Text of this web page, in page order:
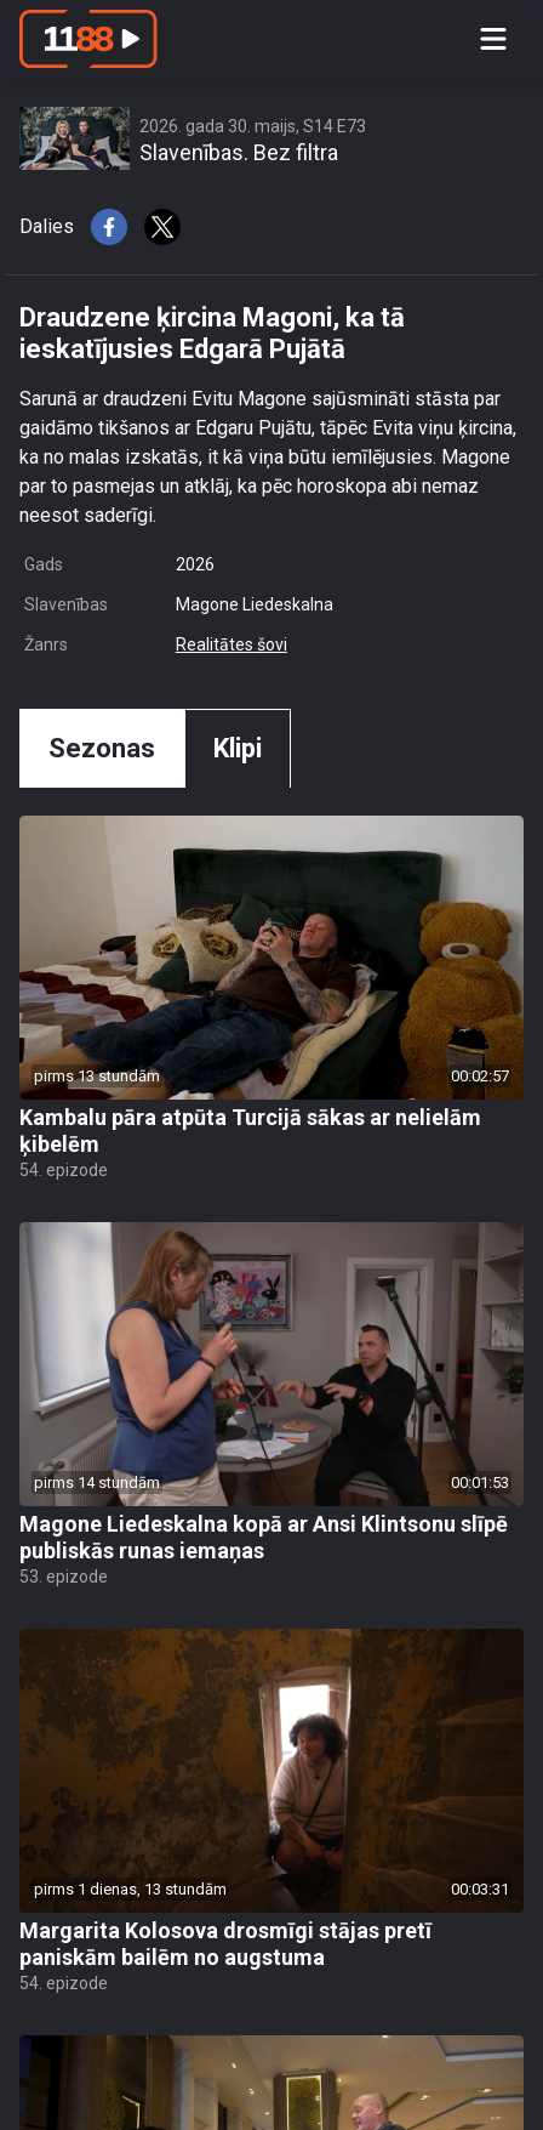
Draudzene ķircina Magoni, ka tā
2026. gada 30. maijs, S14 E73
Slavenības. Bez filtra
Dalies
Draudzene ķircina Magoni, ka tā
ieskatījusies Edgarā Pujātā
Sarunā ar draudzeni Evitu Magone sajūsmināti stāsta par
gaidāmo tikšanos ar Edgaru Pujātu, tāpēc Evita viņu ķircina,
ka no malas izskatās, it kā viņa būtu iemīlējusies. Magone
par to pasmejas un atklāj, ka pēc horoskopa abi nemaz
neesot saderīgi.
Gads 2026
Slavenības Magone Liedeskalna
Žanrs Realitātes šovi
Sezonas Klipi
pirms 13 stundām 00:02:57
Kambalu pāra atpūta Turcijā sākas ar nelielām
ķibelēm
54. epizode
pirms 14 stundām 00:01:53
Magone Liedeskalna kopā ar Ansi Klintsonu slīpē
publiskās runas iemaņas
53. epizode
pirms 1 dienas, 13 stundām 00:03:31
Margarita Kolosova drosmīgi stājas pretī
paniskām bailēm no augstuma
54. epizode